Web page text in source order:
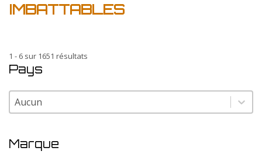
IMBATTABLES
1 - 6 sur 1651 résultats
Pays
Pays
Pays
Marque